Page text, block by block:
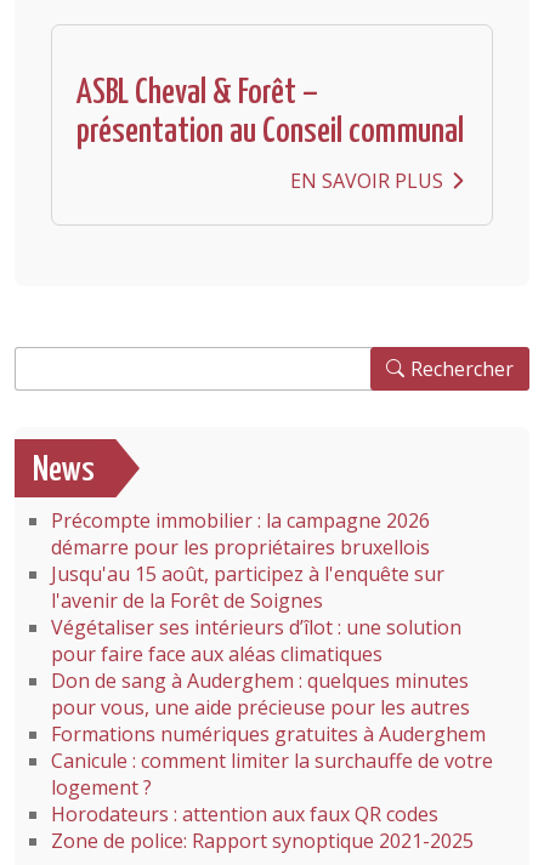
ASBL Cheval & Forêt –
présentation au Conseil communal
EN SAVOIR PLUS
Rechercher
News
Précompte immobilier : la campagne 2026
démarre pour les propriétaires bruxellois
Jusqu'au 15 août, participez à l'enquête sur
l'avenir de la Forêt de Soignes
Végétaliser ses intérieurs d’îlot : une solution
pour faire face aux aléas climatiques
Don de sang à Auderghem : quelques minutes
pour vous, une aide précieuse pour les autres
Formations numériques gratuites à Auderghem
Canicule : comment limiter la surchauffe de votre
logement ?
Horodateurs : attention aux faux QR codes
Zone de police: Rapport synoptique 2021-2025